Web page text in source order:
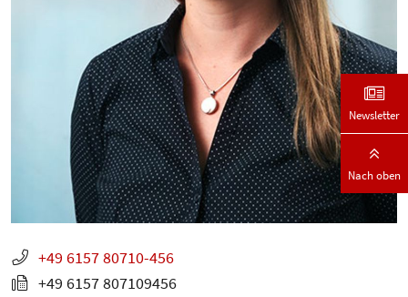
+49 6157 80710-456
+49 6157 807109456
Newsletter
Nach oben